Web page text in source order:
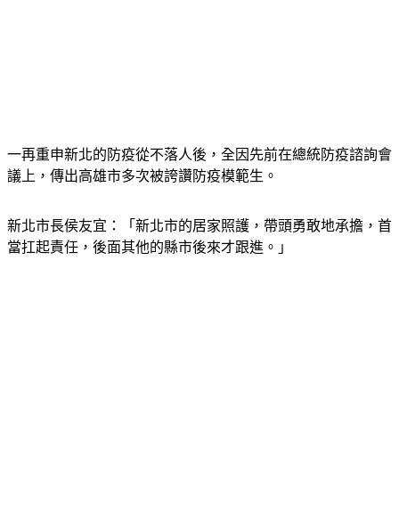
一再重申新北的防疫從不落人後，全因先前在總統防疫諮詢會
議上，傳出高雄市多次被誇讚防疫模範生。
新北市長侯友宜：「新北市的居家照護，帶頭勇敢地承擔，首
當扛起責任，後面其他的縣市後來才跟進。」